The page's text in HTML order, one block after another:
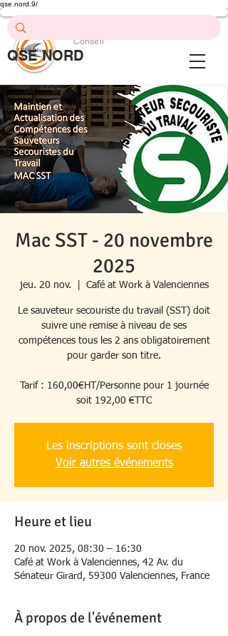
qse.nord.9/
QSE Nord
Conseil
QSE NORD
Mac SST - 20 novembre
2025
jeu. 20 nov. Café at Work à Valenciennes
Le sauveteur secouriste du travail (SST) doit
suivre une remise à niveau de ses
compétences tous les 2 ans obligatoirement
pour garder son titre.
Tarif : 160,00€HT/Personne pour 1 journée
soit 192,00 €TTC
Les inscriptions sont closes
Voir autres événements
Heure et lieu
20 nov. 2025, 08:30 – 16:30
Café at Work à Valenciennes, 42 Av. du
Sénateur Girard, 59300 Valenciennes, France
À propos de l'événement